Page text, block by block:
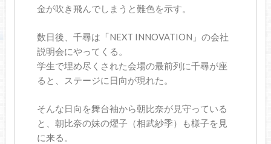
金が吹き飛んでしまうと難色を示す。
数日後、千尋は「NEXT INNOVATION」の会社
説明会にやってくる。
学生で埋め尽くされた会場の最前列に千尋が座
ると、ステージに日向が現れた。
そんな日向を舞台袖から朝比奈が見守っている
と、朝比奈の妹の燿子（相武紗季）も様子を見
に来る。